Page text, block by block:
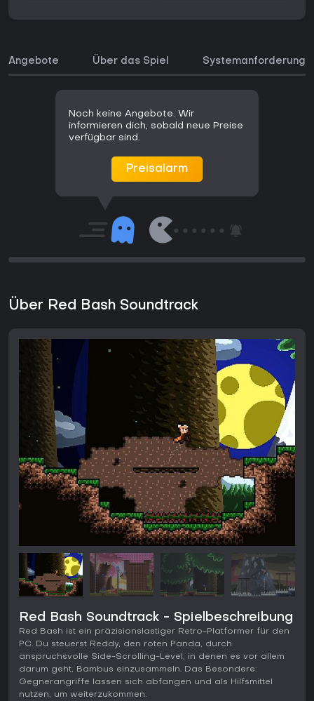
Angebote Über das Spiel
Noch keine Angebote. Wir
informieren dich, sobald neue Preise
verfügbar sind.
Preisalarm
Über Red Bash Soundtrack
Red Bash Soundtrack - Spielbeschreibung
Red Bash ist ein präzisionslastiger Retro-Platformer für den
PC. Du steuerst Reddy, den roten Panda, durch
anspruchsvolle Side-Scrolling-Level, in denen es vor allem
darum geht, Bambus einzusammeln. Das Besondere:
Gegnerangriffe lassen sich abfangen und als Hilfsmittel
nutzen, um weiterzukommen.